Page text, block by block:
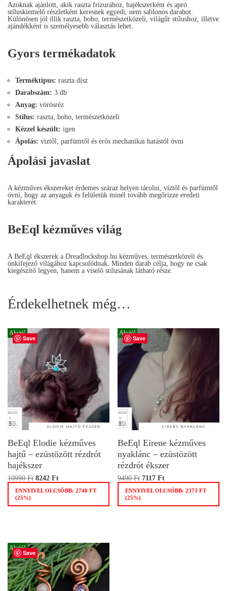
Azoknak ajánlott, akik raszta frizurához, hajékszerként és apró
stíluskiemelő részletként keresnek egyedi, nem sablonos darabot.
Különösen jól illik raszta, boho, természetközeli, világűr stílushoz, illetve
ajándékként is személyesebb választás lehet.
Gyors termékadatok
Terméktípus: raszta dísz
Darabszám: 3 db
Anyag: vörösréz
Stílus: raszta, boho, természetközeli
Kézzel készült: igen
Ápolás: víztől, parfümtől és erős mechanikai hatástól óvni
Ápolási javaslat
A kézműves ékszereket érdemes száraz helyen tárolni, víztől és parfümtől
óvni, hogy az anyaguk és felületük minél tovább megőrizze eredeti
karakterét.
BeEql kézműves világ
A BeEql ékszerek a Dreadlockshop.hu kézműves, természetközeli és
önkifejező világához kapcsolódnak. Minden darab célja, hogy ne csak
kiegészítő legyen, hanem a viselő stílusának látható része.
Érdekelhetnek még…
Save
Akció!
BeEql Elodie kézműves
hajtű – ezüstözött rézdrót
hajékszer
10990Ft 8242 Ft
ENNYIVEL OLCSÓBB: 2748 FT
(25%)
Save
Akció!
BeEql Eirene kézműves
nyaklánc – ezüstözött
rézdrót ékszer
9490Ft 7117Ft
ENNYIVEL OLCSÓBB:2373FT
(25%)
Save
Akció!